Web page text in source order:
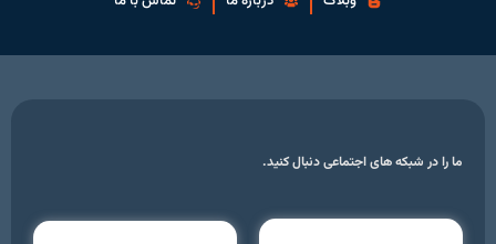
ما را در شبکه های اجتماعی دنبال کنید.